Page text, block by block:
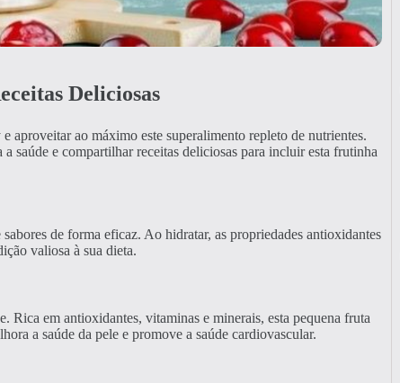
Deliciosas
ao máximo este superalimento repleto de nutrientes.
saúde e compartilhar receitas deliciosas para incluir esta frutinha
de forma eficaz. Ao hidratar, as propriedades antioxidantes
valiosa à sua dieta.
Rica em antioxidantes, vitaminas e minerais, esta pequena fruta
a saúde da pele e promove a saúde cardiovascular.